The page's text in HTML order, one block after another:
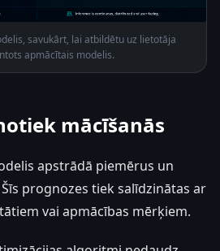
savukārt, lai atbildētu uz lietotāja
apmācītais modelis.
mācīšanās
apstrādā piemērus un
prognozes tiek salīdzinātas ar
vai apmācības mērķiem.